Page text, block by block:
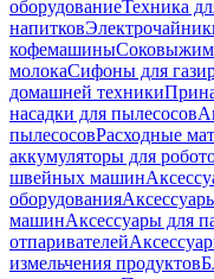
оборудованиеТехника
напитков
кофемашины
молокаСифоны для
домашней техники
насадки для пылесосов
пылесосовРасходные
аккумуляторы для
швейных машин
оборудования
машинАксессуары для
отпаривателей
измельчения продуктов